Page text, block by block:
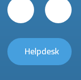
Helpdesk